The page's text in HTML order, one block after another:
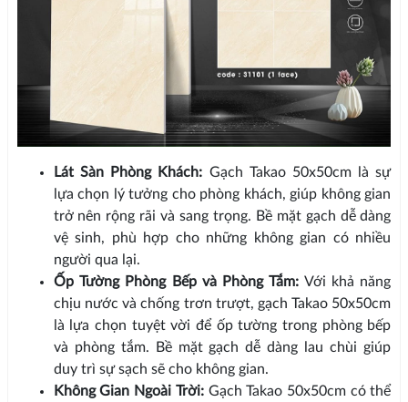
Lát Sàn Phòng Khách: Gạch Takao 50x50cm là sự
lựa chọn lý tưởng cho phòng khách, giúp không gian
trở nên rộng rãi và sang trọng. Bề mặt gạch dễ dàng
vệ sinh, phù hợp cho những không gian có nhiều
người qua lại.
Ốp Tường Phòng Bếp và Phòng Tắm: Với khả năng
chịu nước và chống trơn trượt, gạch Takao 50x50cm
là lựa chọn tuyệt vời để ốp tường trong phòng bếp
và phòng tắm. Bề mặt gạch dễ dàng lau chùi giúp
duy trì sự sạch sẽ cho không gian.
Không Gian Ngoài Trời:Gạch Takao 50x50cm có thể